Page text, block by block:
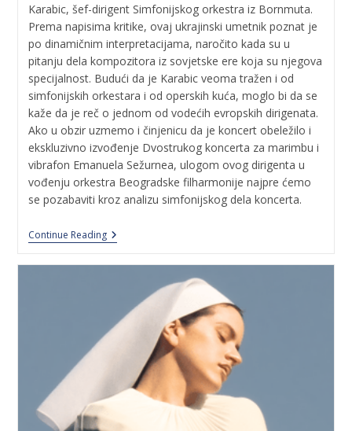
Karabic, šef-dirigent Simfonijskog orkestra iz Bornmuta.
Prema napisima kritike, ovaj ukrajinski umetnik poznat je
po dinamičnim interpretacijama, naročito kada su u
pitanju dela kompozitora iz sovjetske ere koja su njegova
specijalnost. Budući da je Karabic veoma tražen i od
simfonijskih orkestara i od operskih kuća, moglo bi da se
kaže da je reč o jednom od vodećih evropskih dirigenata.
Ako u obzir uzmemo i činjenicu da je koncert obeležilo i
ekskluzivno izvođenje Dvostrukog koncerta za marimbu i
vibrafon Emanuela Sežurnea, ulogom ovog dirigenta u
vođenju orkestra Beogradske filharmonije najpre ćemo
se pozabaviti kroz analizu simfonijskog dela koncerta.
Continue Reading